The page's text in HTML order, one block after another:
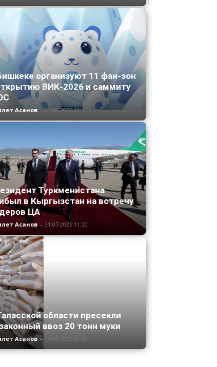
организуют 11 фан-зон
ВИК-2026 и саммиту
Асанов - 04.08.2026 10:13
Туркменистана
в Кыргызстан на встречу
ЦА
Асанов - 31.07.2026 11:20
области пресекли
ввоз 20 тонн муки
Асанов -